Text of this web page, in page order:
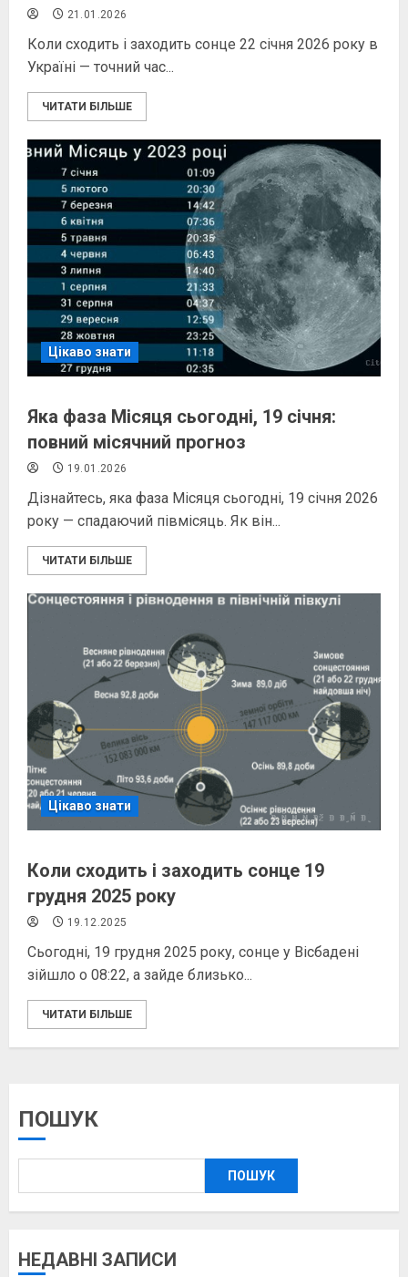
21.01.2026
Коли сходить і заходить сонце 22 січня 2026 року в
Україні — точний час...
ЧИТАТИ БІЛЬШЕ
Цікаво знати
Яка фаза Місяця сьогодні, 19 січня:
повний місячний прогноз
19.01.2026
Дізнайтесь, яка фаза Місяця сьогодні, 19 січня 2026
року — спадаючий півмісяць. Як він...
ЧИТАТИ БІЛЬШЕ
Цікаво знати
Коли сходить і заходить сонце 19
грудня 2025 року
19.12.2025
Сьогодні, 19 грудня 2025 року, сонце у Вісбадені
зійшло о 08:22, а зайде близько...
ЧИТАТИ БІЛЬШЕ
ПОШУК
ПОШУК
НЕДАВНІ ЗАПИСИ